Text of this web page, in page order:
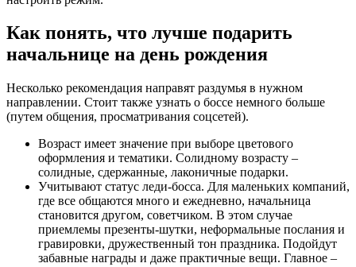
Как понять, что лучше подарить
начальнице на день рождения
Несколько рекомендация направят раздумья в нужном
направлении. Стоит также узнать о боссе немного больше
(путем общения, просматривания соцсетей).
Возраст имеет значение при выборе цветового
оформления и тематики. Солидному возрасту –
солидные, сдержанные, лаконичные подарки.
Учитывают статус леди-босса. Для маленьких компаний,
где все общаются много и ежедневно, начальница
становится другом, советчиком. В этом случае
приемлемы презенты-шутки, неформальные послания и
гравировки, дружественный тон праздника. Подойдут
забавные награды и даже практичные вещи. Главное –